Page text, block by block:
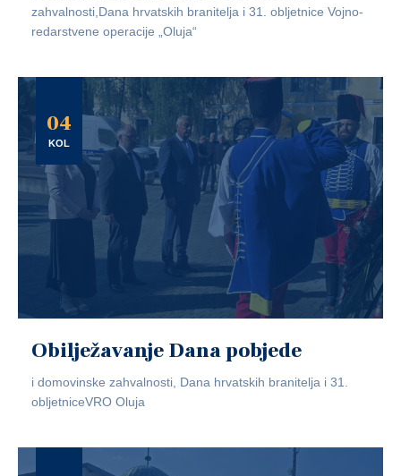
zahvalnosti,Dana hrvatskih branitelja i 31. obljetnice Vojno-
redarstvene operacije „Oluja“
04
KOL
Obilježavanje Dana pobjede
i domovinske zahvalnosti, Dana hrvatskih branitelja i 31.
obljetniceVRO Oluja